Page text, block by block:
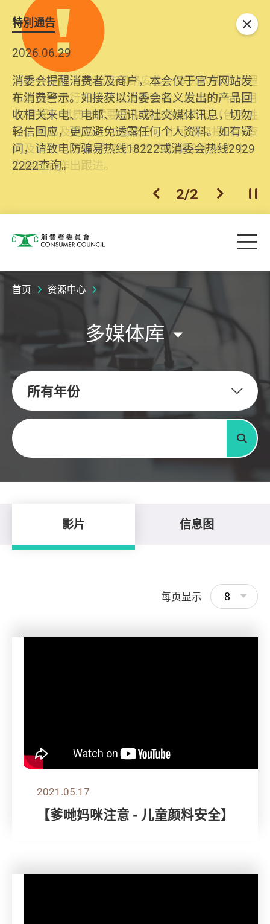
特別通告
2026.06.29
消委会提醒消费者及商户，本会仅于官方网站发
布消费警示。如接获以消委会名义发出的产品回
收相关来电、电邮、短讯或社交媒体讯息，切勿
轻信回应，更应避免透露任何个人资料。如有疑
问，请致电防骗易热线18222或消委会热线2929
2222查询。
2025.10.31
为提升使用者体验及网络安全，本会的投诉处理
系统已经进行升级及推出新功能。由2025年11月
10日起，消费者需要提供基本联络资料（包括姓
名、电邮及电话）注册帐户，才可提交投诉、查
询及建议。所有提交纪录将清晰整合于帐户中，
方便日后作出跟进。
上一个
2/2 下一个开
关闭
消费者委员会 目
首页 资源中心
多媒体库
所有年份
关键字
搜寻
影片 信息图
每页显示 8
2021.05.17
【爹哋妈咪注意 - 儿童颜料安全】